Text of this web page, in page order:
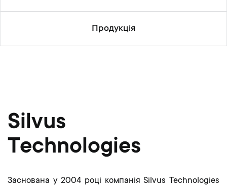
Продукція
Silvus
Technologies
Заснована у 2004 році компанія Silvus Technologies